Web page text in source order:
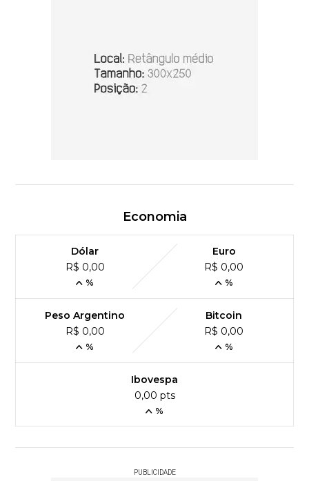
Economia
Dólar
R$ 0,00
%
Euro
R$ 0,00
%
Peso Argentino
R$ 0,00
%
Bitcoin
R$ 0,00
%
Ibovespa
0,00 pts
%
PUBLICIDADE